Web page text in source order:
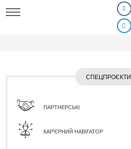
СПЕЦПРОЄКТИ
ПАРТНЕРСЬКІ
КАР'ЄРНИЙ НАВІГАТОР